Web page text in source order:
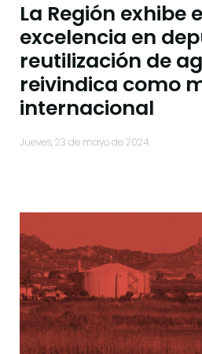
La Región exhibe
excelencia en
reutilización de
reivindica como
internacional
jueves, 23 de mayo de 2024